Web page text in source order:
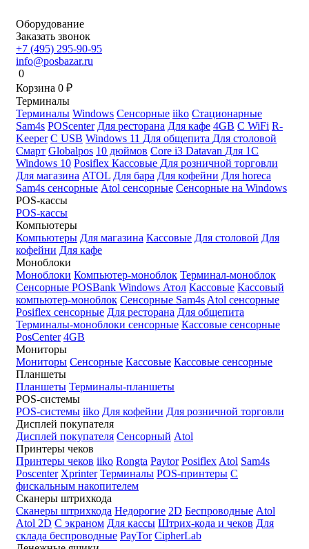
Оборудование
Заказать звонок
+7 (495) 295-90-95
info@posbazar.ru
0
Корзина 0 ₽
Терминалы
Терминалы Windows Сенсорные iiko Стационарные
Sam4s POScenter Для ресторана Для кафе 4GB С WiFi R-
Keeper С USB Windows 11 Для общепита Для столовой
Смарт Globalpos 10 дюймов Core i3 Datavan Для 1С
Windows 10 Posiflex Кассовые Для розничной торговли
Для магазина ATOL Для бара Для кофейни Для horeca
Sam4s сенсорные Atol сенсорные Сенсорные на Windows
POS-кассы
POS-кассы
Компьютеры
Компьютеры Для магазина Кассовые Для столовой Для
кофейни Для кафе
Моноблоки
Моноблоки Компьютер-моноблок Терминал-моноблок
Сенсорные POSBank Windows Атол Кассовые Кассовый
компьютер-моноблок Сенсорные Sam4s Atol сенсорные
Posiflex сенсорные Для ресторана Для общепита
Терминалы-моноблоки сенсорные Кассовые сенсорные
PosCenter 4GB
Мониторы
Мониторы Сенсорные Кассовые Кассовые сенсорные
Планшеты
Планшеты Терминалы-планшеты
POS-системы
POS-системы iiko Для кофейни Для розничной торговли
Дисплей покупателя
Дисплей покупателя Сенсорный Atol
Принтеры чеков
Принтеры чеков iiko Rongta Paytor Posiflex Atol Sam4s
Poscenter Xprinter Терминалы POS-принтеры С
фискальным накопителем
Сканеры штрихкода
Сканеры штрихкода Недорогие 2D Беспроводные Atol
Atol 2D С экраном Для кассы Штрих-кода и чеков Для
склада беспроводные PayTor CipherLab